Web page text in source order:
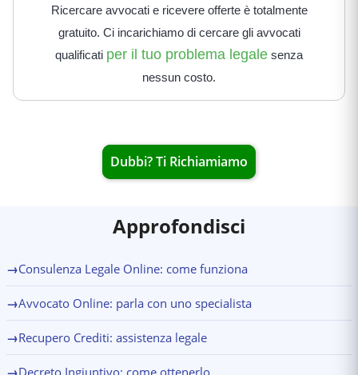
Ricercare avvocati e ricevere offerte è totalmente
gratuito. Ci incarichiamo di cercare gli avvocati
qualificati per il tuo problema legale senza
nessun costo.
Dubbi? Ti Richiamiamo
Approfondisci
→Consulenza Legale Online: come funziona
→Avvocato Online: parla con uno specialista
→Recupero Crediti: assistenza legale
→Decreto Ingiuntivo: come ottenerlo